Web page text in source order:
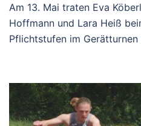
Am 13. Mai traten Eva
Hoffmann und Lara Heiß
Pflichtstufen im